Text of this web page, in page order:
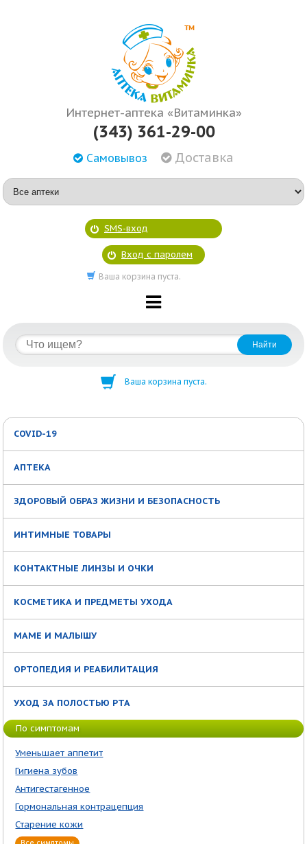
Интернет-аптека «Витаминка»
(343) 361-29-00
Самовывоз Доставка
SMS-вход
Вход с паролем
Ваша корзина пуста.
Ваша корзина пуста.
COVID-19
АПТЕКА
ЗДОРОВЫЙ ОБРАЗ ЖИЗНИ И БЕЗОПАСНОСТЬ
ИНТИМНЫЕ ТОВАРЫ
КОНТАКТНЫЕ ЛИНЗЫ И ОЧКИ
КОСМЕТИКА И ПРЕДМЕТЫ УХОДА
МАМЕ И МАЛЫШУ
ОРТОПЕДИЯ И РЕАБИЛИТАЦИЯ
УХОД ЗА ПОЛОСТЬЮ РТА
По симптомам
Уменьшает аппетит
Гигиена зубов
Антигестагенное
Гормональная контрацепция
Старение кожи